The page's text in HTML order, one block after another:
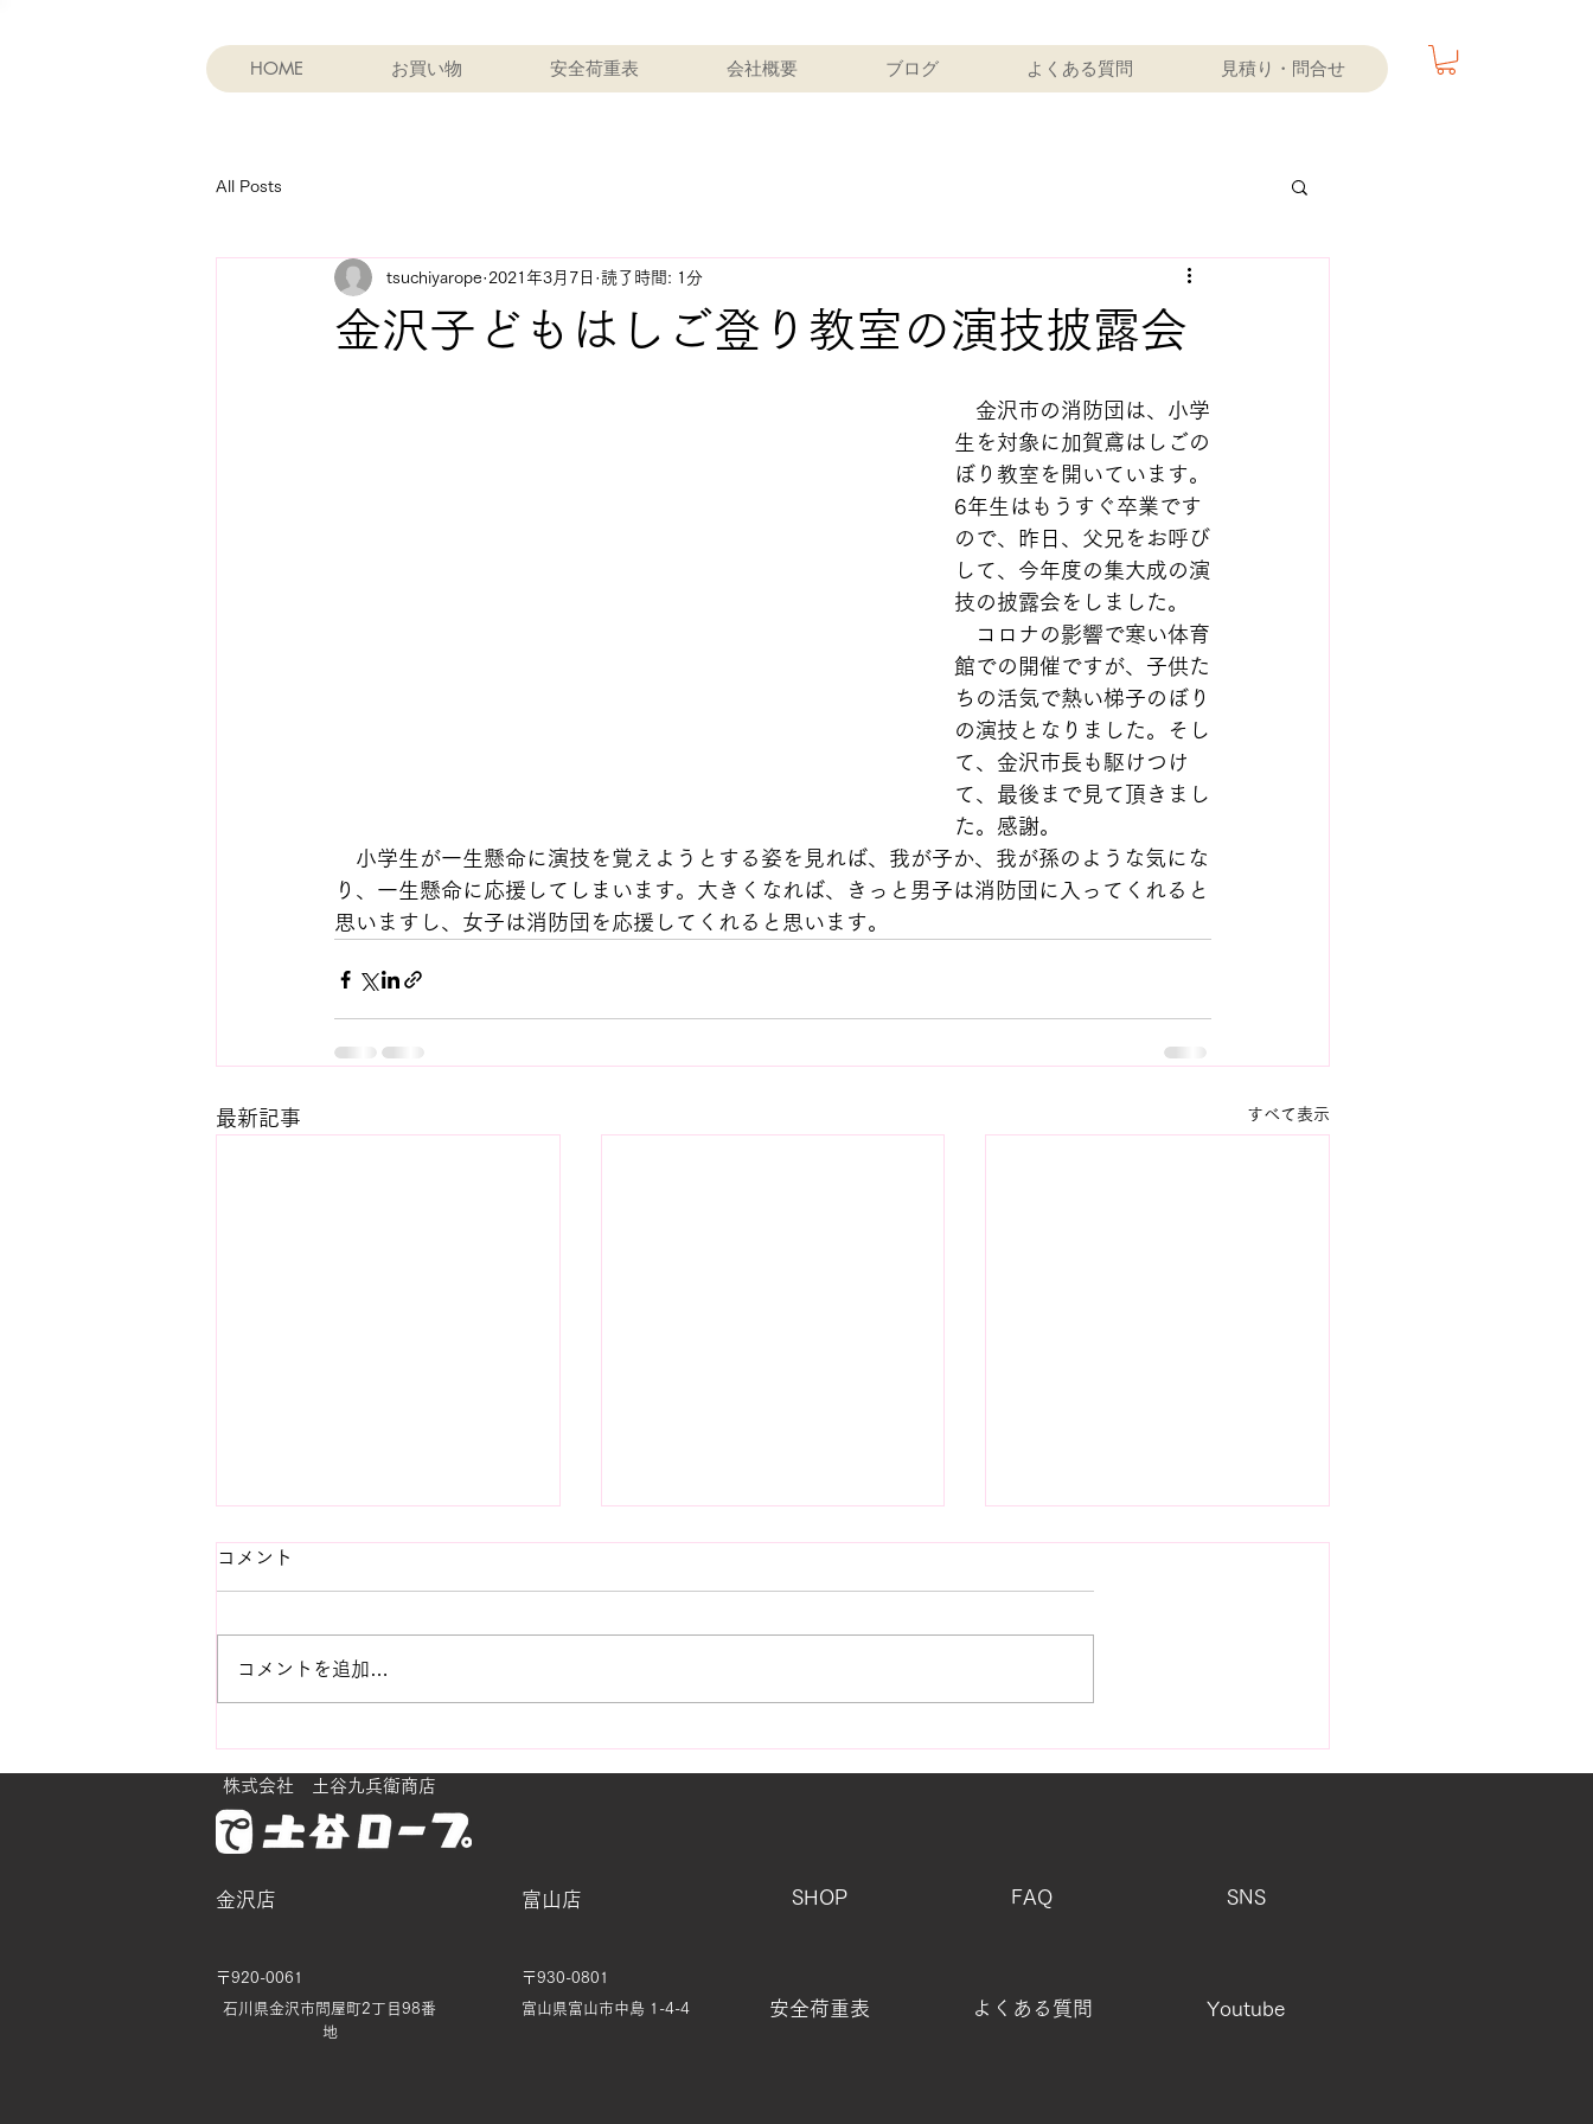
HOME お買い物 安全荷重表 会社概要 ブログ よくある質問 見積り・問合せ
All Posts
金沢子どもはしご登り教室の演技披露会
tsuchiyarope 2021年3月7日 読了時間: 1分
金沢市の消防団は、小学
生を対象に加賀鳶はしごの
ぼり教室を開いています。
6年生はもうすぐ卒業です
ので、昨日、父兄をお呼び
して、今年度の集大成の演
技の披露会をしました。
コロナの影響で寒い体育
館での開催ですが、子供た
ちの活気で熱い梯子のぼり
の演技となりました。そし
て、金沢市長も駆けつけ
て、最後まで見て頂きまし
た。感謝。
小学生が一生懸命に演技を覚えようとする姿を見れば、我が子か、我が孫のような気にな
り、一生懸命に応援してしまいます。大きくなれば、きっと男子は消防団に入ってくれると
思いますし、女子は消防団を応援してくれると思います。
最新記事 すべて表示
街で見かける「白いもの」の
コメント
コメントを追加…
株式会社 土谷九兵衛商店
金沢店
〒920-0061
石川県金沢市問屋町2丁目98番
地
富山店 SHOP FAQ SNS
〒930-0801
富山県富山市中島 1-4-4
安全荷重表 よくある質問 Youtube